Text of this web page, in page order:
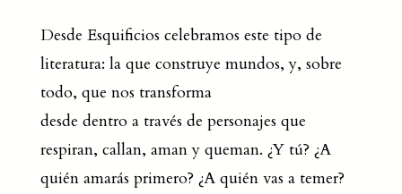
Desde Esquificios celebramos este tipo de
literatura: la que construye mundos, y, sobre
todo, que nos transforma
desde dentro a través de personajes que
respiran, callan, aman y queman. ¿Y tú? ¿A
quién amarás primero? ¿A quién vas a temer?